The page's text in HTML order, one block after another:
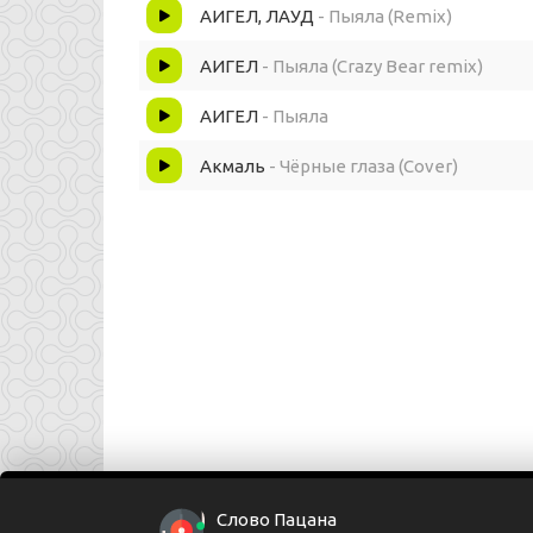
Кулда кул, кулда кул, кулда кул, кулда кул
Стекло любви швыряешь — пусть смотрит
АИГЕЛ, ЛАУД - Пыяла (Remix)
АИГЕЛ - Пыяла (Crazy Bear remix)
АИГЕЛ - Пыяла
Акмаль - Чёрные глаза (Cover)
Слово Пацана